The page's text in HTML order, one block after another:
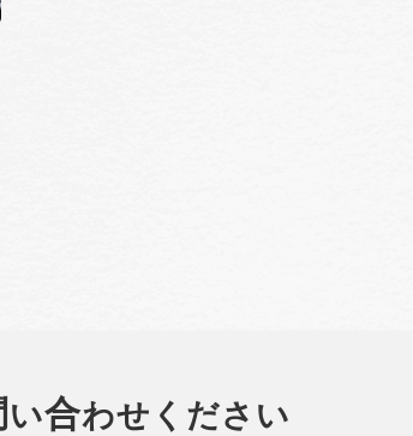
い合わせください